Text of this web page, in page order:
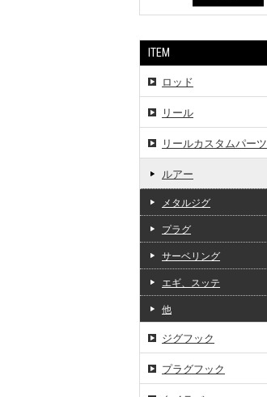
ITEM
ロッド
リール
リールカスタムパーツ
ルアー
メタルジグ
プラグ
サーベリング
エギ、スッテ
他
ジグフック
プラグフック